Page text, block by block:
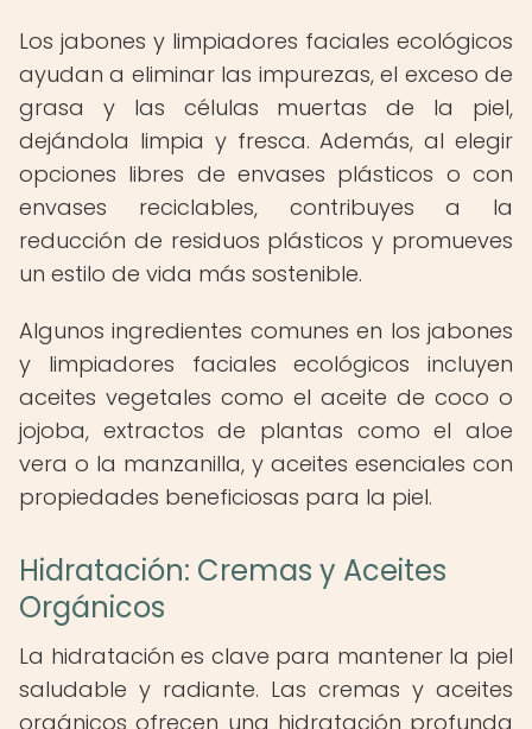
Los jabones y limpiadores faciales ecológicos
ayudan a eliminar las impurezas, el exceso de
grasa y las células muertas de la piel,
dejándola limpia y fresca. Además, al elegir
opciones libres de envases plásticos o con
envases reciclables, contribuyes a la
reducción de residuos plásticos y promueves
un estilo de vida más sostenible.
Algunos ingredientes comunes en los jabones
y limpiadores faciales ecológicos incluyen
aceites vegetales como el aceite de coco o
jojoba, extractos de plantas como el aloe
vera o la manzanilla, y aceites esenciales con
propiedades beneficiosas para la piel.
Hidratación: Cremas y Aceites
Orgánicos
La hidratación es clave para mantener la piel
saludable y radiante. Las cremas y aceites
orgánicos ofrecen una hidratación profunda